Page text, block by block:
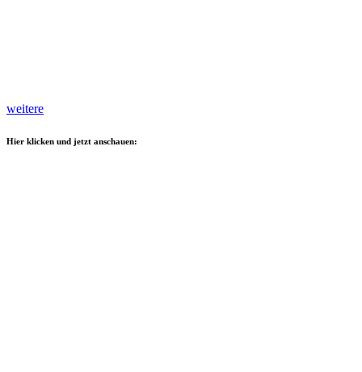
weitere
Hier klicken und jetzt anschauen: